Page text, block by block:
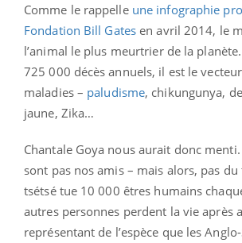
Comme le rappelle une infographie
Fondation Bill Gates en avril 2014, le
l’animal le plus meurtrier de la
725 000 décès annuels, il est le
maladies – paludisme, chikungunya,
jaune, Zika…
Chantale Goya nous aurait donc
sont pas nos amis – mais alors, pas
tsétsé tue 10 000 êtres humains
autres personnes perdent la vie après
représentant de l’espèce que les